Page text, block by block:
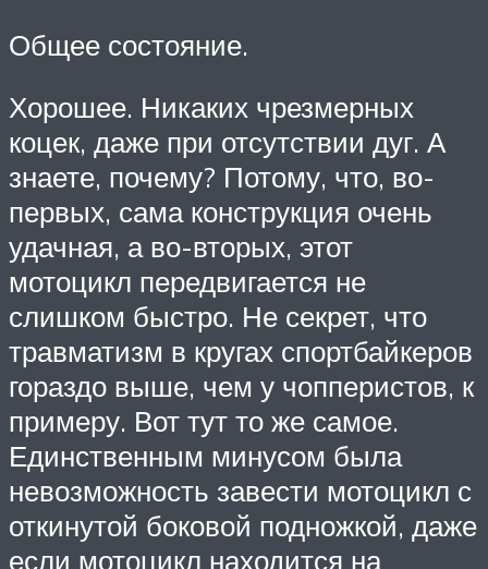
Общее состояние.
Хорошее. Никаких чрезмерных
коцек, даже при отсутствии дуг. А
знаете, почему? Потому, что, во-
первых, сама конструкция очень
удачная, а во-вторых, этот
мотоцикл передвигается не
слишком быстро. Не секрет, что
травматизм в кругах спортбайкеров
гораздо выше, чем у чопперистов, к
примеру. Вот тут то же самое.
Единственным минусом была
невозможность завести мотоцикл с
откинутой боковой подножкой, даже
если мотоцикл находится на